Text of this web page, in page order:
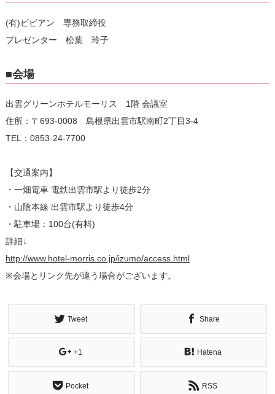
(有)ビビアン 専務取締役
プレゼンター 松葉 玲子
■会場
出雲グリーンホテルモーリス 1階 会議室
住所：〒693-0008 島根県出雲市駅南町2丁目3-4
TEL：0853-24-7700
【交通案内】
・一畑電車 電鉄出雲市駅より徒歩2分
・山陰本線 出雲市駅より徒歩4分
・駐車場：100台(有料)
詳細↓
http://www.hotel-morris.co.jp/izumo/access.html
※会場とリンク先が違う場合がございます。
Tweet Share
+1 Hatena
Pocket RSS